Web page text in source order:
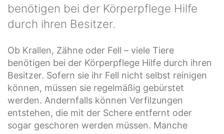
benötigen bei der Körperpflege Hilfe
durch ihren Besitzer.
Ob Krallen, Zähne oder Fell – viele Tiere
benötigen bei der Körperpflege Hilfe durch ihren
Besitzer. Sofern sie ihr Fell nicht selbst reinigen
können, müssen sie regelmäßig gebürstet
werden. Andernfalls können Verfilzungen
entstehen, die mit der Schere entfernt oder
sogar geschoren werden müssen. Manche